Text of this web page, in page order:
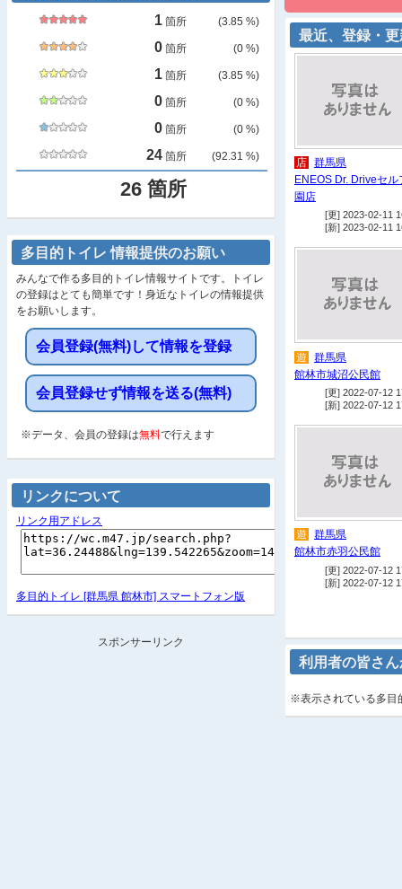
最近、登録・
店 群馬県
ENEOS Dr. Driveセル
園店
[更] 2023-02-11
[新] 2023-02-11
遊 群馬県
館林市城沼公民館
[更] 2022-07-12
[新] 2022-07-12
遊 群馬県
館林市赤羽公民館
[更] 2022-07-12
[新] 2022-07-12
利用者の皆さ
※表示されている多目
1 箇所 (3.85 %)
0 箇所 (0 %)
1 箇所 (3.85 %)
0 箇所 (0 %)
0 箇所 (0 %)
24 箇所 (92.31 %)
26 箇所
多目的トイレ 情報提供のお願い
みんなで作る多目的トイレ情報サイトです。トイレ
の登録はとても簡単です！身近なトイレの情報提供
をお願いします。
会員登録(無料)して情報を登録
会員登録せず情報を送る(無料)
※データ、会員の登録は無料で行えます
リンクについて
リンク用アドレス
多目的トイレ [群馬県 館林市] スマートフォン版
スポンサーリンク